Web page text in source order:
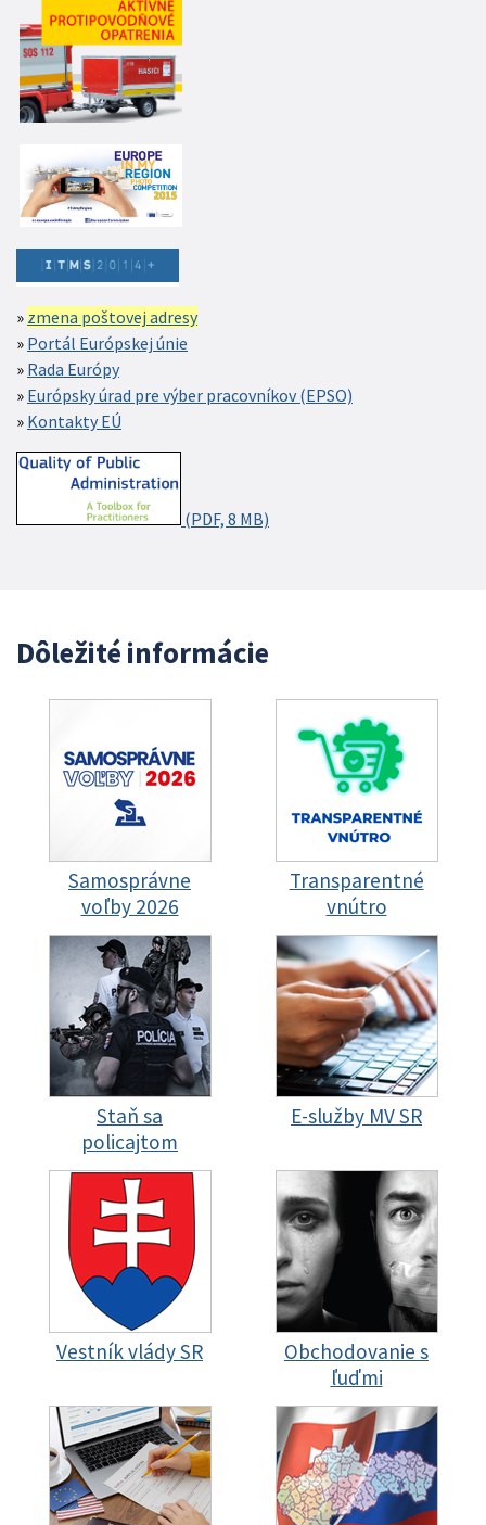
zmena poštovej adresy
Portál Európskej únie
Rada Európy
Európsky úrad pre výber pracovníkov (EPSO)
Kontakty EÚ
(PDF, 8 MB)
Dôležité informácie
Samosprávne
voľby 2026
Transparentné
vnútro
Staň sa
policajtom
E-služby MV SR
Vestník vlády SR
Obchodovanie s
ľuďmi